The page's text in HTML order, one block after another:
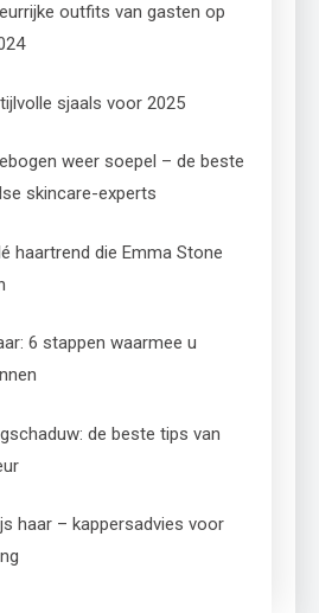
outfits van gasten op
sjaals voor 2025
weer soepel – de beste
skincare-experts
haartrend die Emma Stone
6 stappen waarmee u
de beste tips van
haar – kappersadvies voor